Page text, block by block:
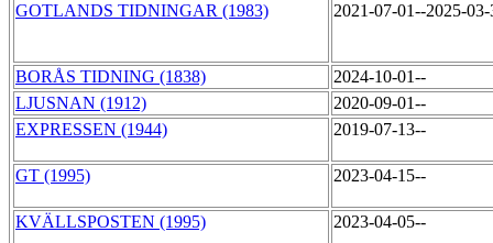
GOTLANDS TIDNINGAR (1983) 2021-07-01--2025-
BORÅS TIDNING (1838)
2024-10-01--
LJUSNAN (1912)
2020-09-01--
EXPRESSEN (1944)
2019-07-13--
GT (1995) 2023-04-15--
KVÄLLSPOSTEN (1995) 2023-04-05--